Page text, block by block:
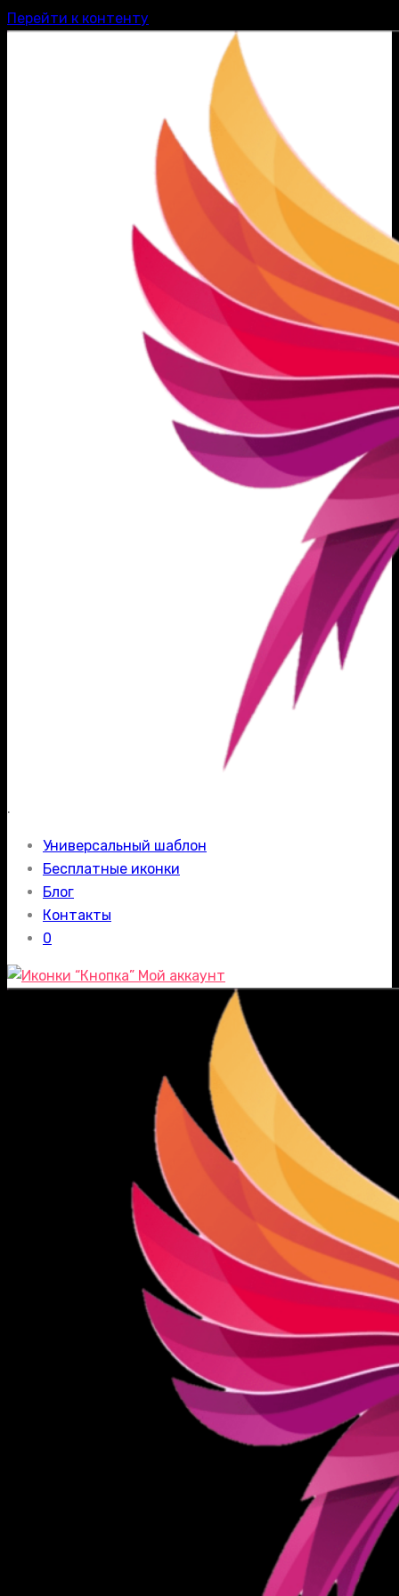
Перейти к контенту
.
Универсальный шаблон
Бесплатные иконки
Блог
Контакты
0
Мой аккаунт